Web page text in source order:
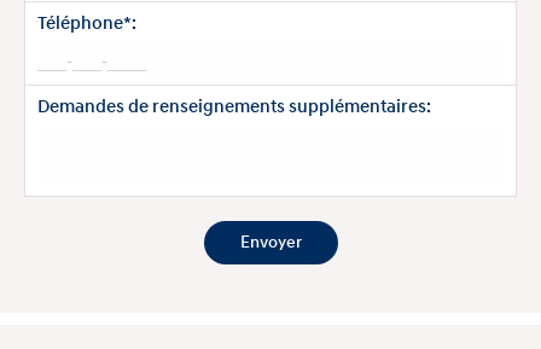
Téléphone*:
Demandes de renseignements supplémentaires: